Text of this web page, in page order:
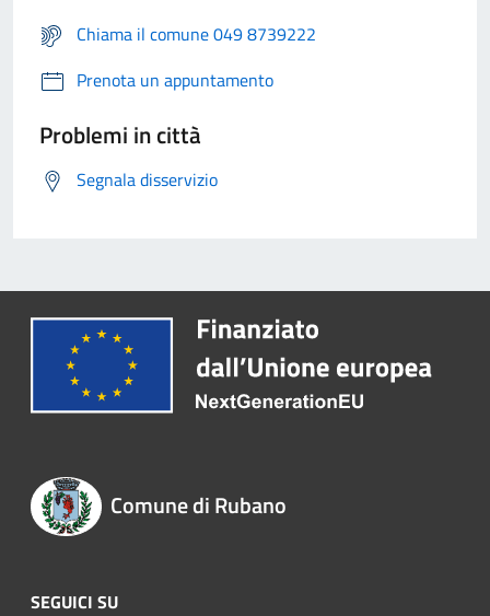
Chiama il comune 049 8739222
Prenota un appuntamento
Problemi in città
Segnala disservizio
Comune di Rubano
SEGUICI SU